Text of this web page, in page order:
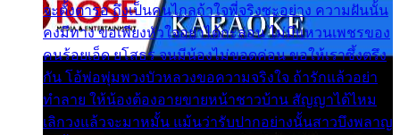
จะตั้งตารอ ถึงเป็นคนไกลถ้าใจพี่จริงซะอย่าง ความฝันนั้น
คงมีทาง ขอเพียงหัวใจอย่าได้กะล่อน ไม่มีแหวนเพชรของ
คนร้อยเอ็ด ยโสธร จนมีน้องไม่ขอดค่อน ขอให้เราซึ้งตรึง
กัน โอ้พ่อพุ่มพวงบัวหลวงขอความจริงใจ ถ้ารักแล้วอย่า
ทำลาย ให้น้องต้องอายขายหน้าชาวบ้าน สัญญาได้ไหม
เลิกวงแล้วจะมาหมั้น แม้นว่ารับปากอย่างนั้นสาวบึงพลาญ